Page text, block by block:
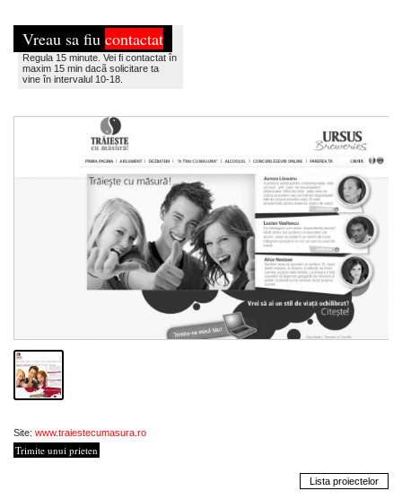
Vreau sa fiu contactat
Regula 15 minute. Vei fi contactat în
maxim 15 min dacã solicitare ta
vine în intervalul 10-18.
Site: www.traiestecumasura.ro
Trimite unui prieten
Lista proiectelor